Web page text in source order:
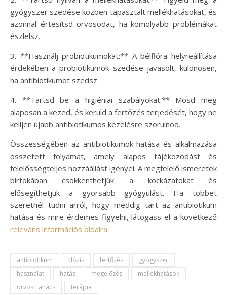
gyógyszer szedése közben tapasztalt mellékhatásokat, és
azonnal értesítsd orvosodat, ha komolyabb problémákat
észlelsz.
3. **Használj probiotikumokat:** A bélflóra helyreállítása
érdekében a probiotikumok szedése javasolt, különösen,
ha antibiotikumot szedsz.
4. **Tartsd be a higiéniai szabályokat:** Mosd meg
alaposan a kezed, és kerüld a fertőzés terjedését, hogy ne
kelljen újabb antibiotikumos kezelésre szorulnod.
Összességében az antibiotikumok hatása és alkalmazása
összetett folyamat, amely alapos tájékozódást és
felelősségteljes hozzáállást igényel. A megfelelő ismeretek
birtokában csökkenthetjük a kockázatokat és
elősegíthetjük a gyorsabb gyógyulást. Ha többet
szeretnél tudni arról, hogy meddig tart az antibiotikum
hatása és mire érdemes figyelni, látogass el a következő
releváns információs oldalra.
antibiotikum dózis fertőzés
gyógyszer
használat
hatás megelőzés
mellékhatások
orvosi tanács
terápia